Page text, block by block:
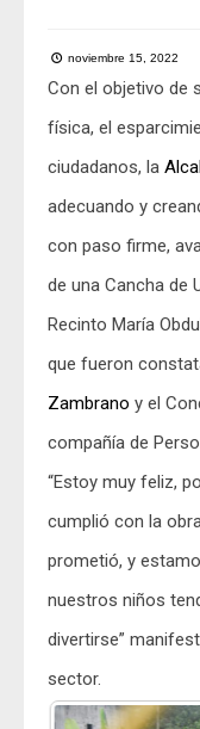
noviembre 15, 2022
Con el objetivo de
física, el
ciudadanos, la
adecuando y
con paso firme,
de una Cancha de
Recinto María
que fueron
Zambrano y el
compañía de
“Estoy muy feliz,
cumplió con la
prometió, y
nuestros niños
divertirse”
sector.